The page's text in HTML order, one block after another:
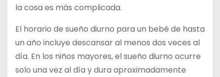
la cosa es más complicada.
El horario de sueño diurno para un bebé de hasta
un año incluye descansar al menos dos veces al
día. En los niños mayores, el sueño diurno ocurre
solo una vez al día y dura aproximadamente